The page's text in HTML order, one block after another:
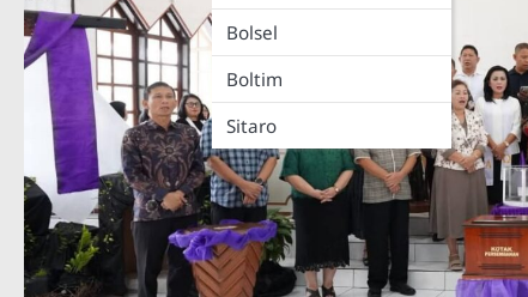
Bolsel
Boltim
Sitaro